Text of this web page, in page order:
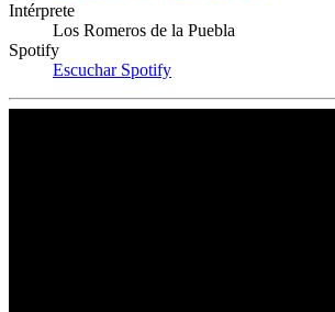
Intérprete
Los Romeros de la Puebla
Spotify
Escuchar Spotify